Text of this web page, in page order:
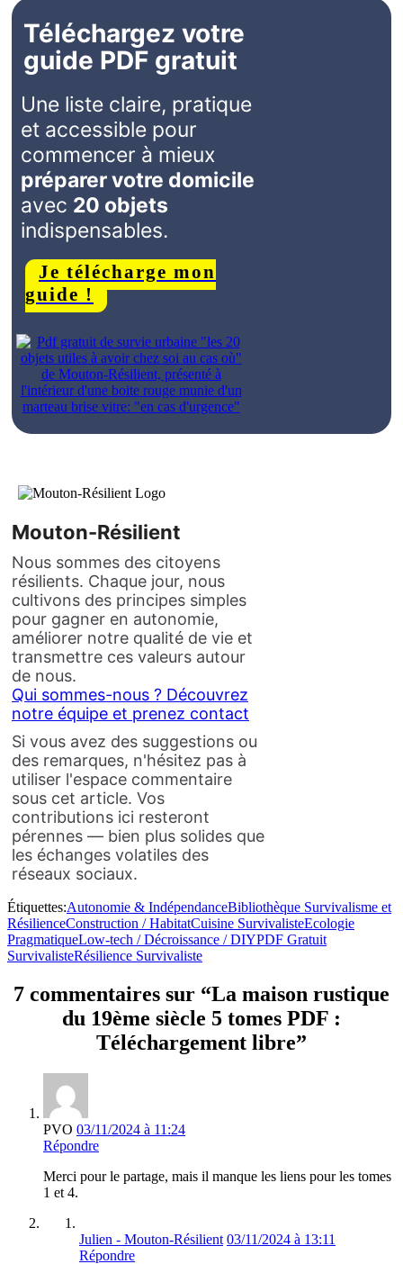
Téléchargez votre
guide PDF gratuit
Une liste claire, pratique
et accessible pour
commencer à mieux
préparer votre domicile
avec 20 objets
indispensables.
Je télécharge mon
guide !
Mouton-Résilient
Nous sommes des citoyens
résilients. Chaque jour, nous
cultivons des principes simples
pour gagner en autonomie,
améliorer notre qualité de vie et
transmettre ces valeurs autour
de nous.
Qui sommes-nous ? Découvrez
notre équipe et prenez contact
Si vous avez des suggestions ou
des remarques, n'hésitez pas à
utiliser l'espace commentaire
sous cet article. Vos
contributions ici resteront
pérennes — bien plus solides que
les échanges volatiles des
réseaux sociaux.
Étiquettes:Autonomie & IndépendanceBibliothèque Survivalisme et
RésilienceConstruction / HabitatCuisine SurvivalisteEcologie
PragmatiqueLow-tech / Décroissance / DIYPDF Gratuit
SurvivalisteRésilience Survivaliste
7 commentaires sur “La maison rustique
du 19ème siècle 5 tomes PDF :
Téléchargement libre”
PVO 03/11/2024 à 11:24
Répondre
Merci pour le partage, mais il manque les liens pour les tomes
1 et 4.
Julien - Mouton-Résilient 03/11/2024 à 13:11
Répondre